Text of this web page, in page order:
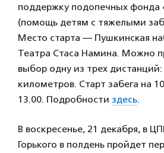
поддержку подопечных фонда
(помощь детям с тяжелыми
Место старта — Пушкинская
Театра Стаса Намина. Можно
выбор одну из трех
километров. Старт забега на
13.00. Подробности здесь.
В воскресенье, 21 декабря, в
Горького в полдень пройдет